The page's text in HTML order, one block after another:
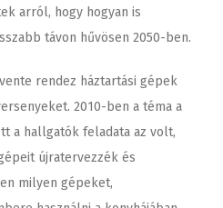
arról, hogy hogyan is
távon hűvösen 2050-ben.
rendez háztartási gépek
2010-ben a téma a
a hallgatók feladata az volt,
újratervezzék és
milyen gépeket,